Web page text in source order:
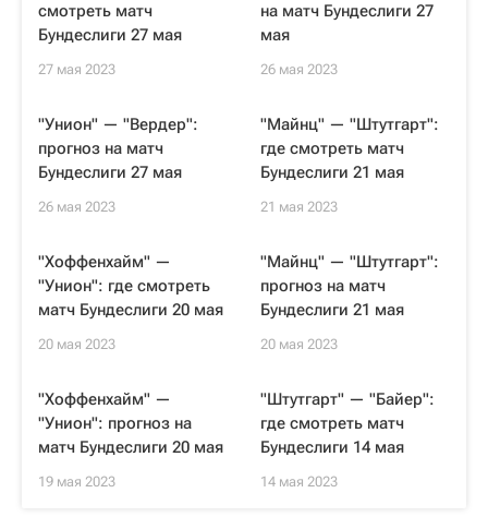
смотреть матч
Бундеслиги 27 мая
27 мая 2023
на матч Бундеслиги 27
мая
26 мая 2023
"Унион" — "Вердер":
прогноз на матч
Бундеслиги 27 мая
26 мая 2023
"Майнц" — "Штутгарт":
где смотреть матч
Бундеслиги 21 мая
21 мая 2023
"Хоффенхайм" —
"Унион": где смотреть
матч Бундеслиги 20 мая
20 мая 2023
"Майнц" — "Штутгарт":
прогноз на матч
Бундеслиги 21 мая
20 мая 2023
"Хоффенхайм" —
"Унион": прогноз на
матч Бундеслиги 20 мая
19 мая 2023
"Штутгарт" — "Байер":
где смотреть матч
Бундеслиги 14 мая
14 мая 2023